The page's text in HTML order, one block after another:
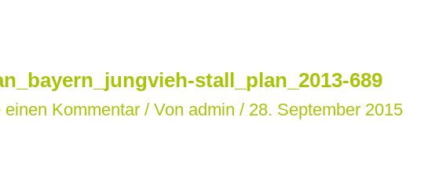
stall_plan_2013-689
einen Kommentar / Von admin / 28. September 2015